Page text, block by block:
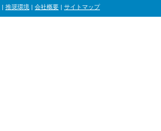
| 推奨環境 | 会社概要 | サイトマップ